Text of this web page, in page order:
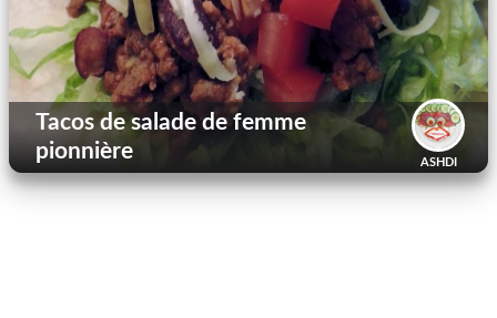
ASHDI
Tacos de salade de femme
pionnière